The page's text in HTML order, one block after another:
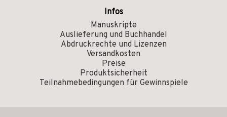
Infos
Manuskripte
Auslieferung und Buchhandel
Abdruckrechte und Lizenzen
Versandkosten
Preise
Produktsicherheit
Teilnahmebedingungen für Gewinnspiele